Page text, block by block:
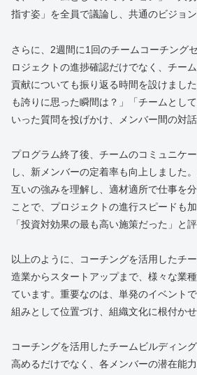
指す姿」を全員で議論し、共通のビジョン
さらに、2週間に1回のチームコーチング
ロジェクトの進捗確認だけでなく、チー
貢献についても振り返る時間を設けまし
も誇りに思った瞬間は？」「チームとし
いった質問を投げかけ、メンバー間の対話
プログラム終了後、チームのコミュニケ
し、新メンバーの定着率も向上しました
互いの強みを理解し、適材適所で仕事を
ことで、プロジェクトの進行スピードも
「投資対効果の最も高い施策だった」と
以上のように、コーチングを活用したチ
造業からスタートアップまで、様々な業
ています。重要なのは、単発のイベント
組みとして位置づけ、組織文化に根付かせ
コーチングを活用したチームビルディン
高めるだけでなく、各メンバーの潜在能